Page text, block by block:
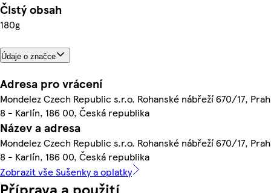
Čistý obsah
180g
Údaje o značce
Adresa pro vrácení
Mondelez Czech Republic s.r.o. Rohanské nábřeží 670/17,
8 - Karlín, 186 00, Česká republika
Název a adresa
Mondelez Czech Republic s.r.o. Rohanské nábřeží 670/17,
8 - Karlín, 186 00, Česká republika
Zobrazit vše Sušenky a oplatky